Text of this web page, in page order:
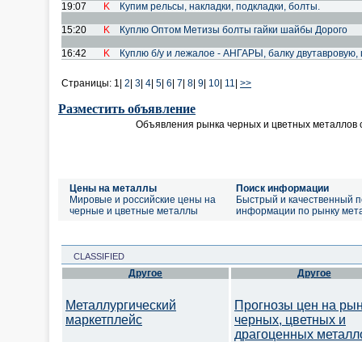
19:07 K Купим рельсы, накладки, подкладки, болты.
15:20 K Куплю Оптом Метизы болты гайки шайбы Дорого
16:42 K Куплю б/у и лежалое - АНГАРЫ, балку двутавровую,
Страницы: 1| 2 3 4 5 6 7 8 9 10 11 >>
Разместить объявление
Объявления рынка черных и цветных металлов
Цены на металлы
Мировые и российские цены на
черные и цветные металлы
Поиск информации
Быстрый и качественный
информации по рынку
CLASSIFIED
Другое
Металлургический
маркетплейс
Другое
Прогнозы цен на
черных, цветных и
драгоценных